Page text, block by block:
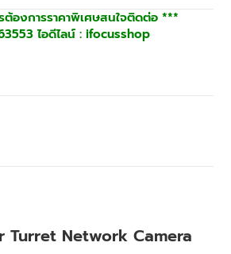
ต้องการราคาพิเศษสนใจติดต่อ ***
ไอดีไลน์ : ifocusshop
Turret Network Camera